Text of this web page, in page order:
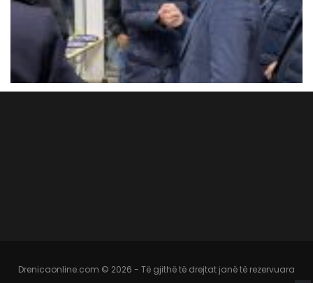
Drenicaonline.com © 2026 - Të gjithë të drejtat janë të rezervuara